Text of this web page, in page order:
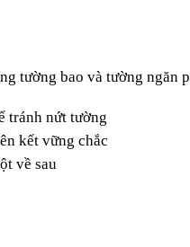
tường bao và tường ngăn
tránh nứt tường
kết vững chắc
về sau